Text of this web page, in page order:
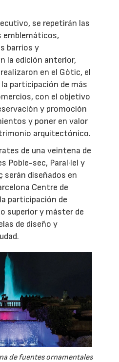
se repetirán las
emblemáticos,
barrios y
la edición anterior,
en el Gòtic, el
participación de más
con el objetivo
y promoción
y poner en valor
arquitectónico.
de una veintena de
Poble-sec, Paral·lel y
serán diseñados en
Centre de
participación de
superior y máster de
de diseño y
de fuentes ornamentales